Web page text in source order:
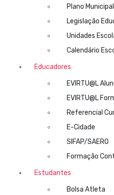
Plano
Legislação
Unidades
Calendário
Educadores
EVIRTU@L
EVIRTU@L
Referencial
E-Cidade
SIFAP/SAERO
Formação
Estudantes
Bolsa Atleta